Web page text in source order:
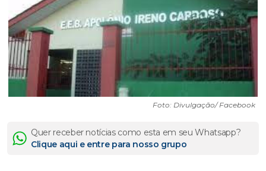
Foto: Divulgação/ Facebook
Quer receber notícias como esta em seu Whatsapp?
Clique aqui e entre para nosso grupo